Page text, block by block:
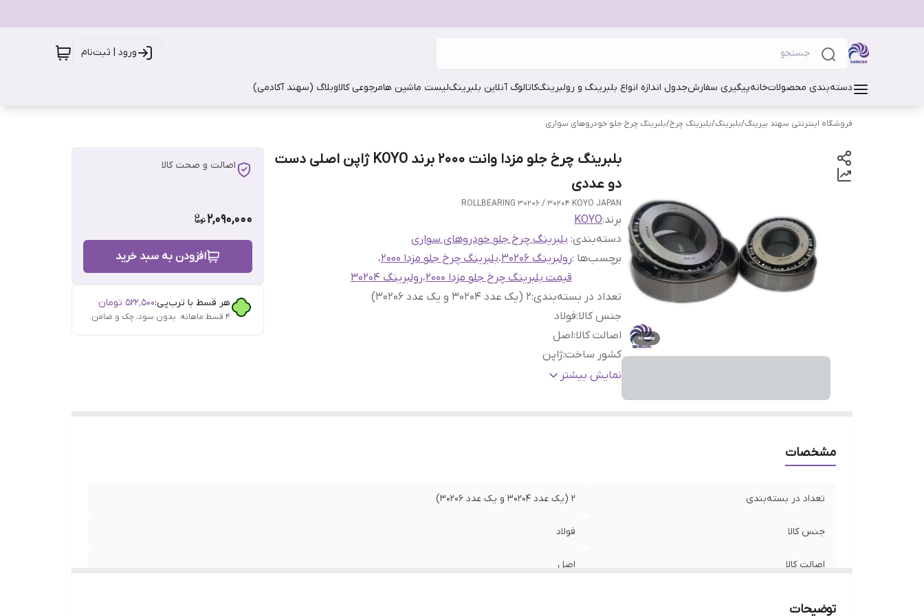
ورود | ثبت‌نام
دسته‌بندی محصولاتخانهپیگیری سفارشجدول اندازه انواع بلبرینگ و رولبرینگکاتالوگ آنلاین بلبرینگلیست ماشین هامرجوعی کالاوبلاگ (سهند آکادمی)
فروشگاه اینترنتی سهند بیرینگ/بلبرینگ/بلبرینگ چرخ/بلبرینگ چرخ جلو خودروهای سواری
بلبرینگ چرخ جلو مزدا وانت 2000 برند KOYO ژاپن اصلی دست
دو عددی
ROLLBEARING 30206 / 30204 KOYO JAPAN
برند:KOYO
دسته‌بندی: بلبرینگ چرخ جلو خودروهای سواری
برچسب‌ها :رولبرینگ 30206 ،بلبرینگ چرخ جلو مزدا 2000
،
قیمت بلبرینگ چرخ جلو مزدا 2000
،رولبرینگ 30204
تعداد در بسته‌بندی:2 (یک عدد 30204 و یک عدد 30206)
جنس کالا:فولاد
اصالت کالا:اصل
کشور ساخت:ژاپن
مناسب برای خودرو
نمایش بیشتر
اصالت و صحت کالا
2,090,000
افزودن به سبد خرید
هر قسط با ترب‌پی:۵۲۲٬۵۰۰ تومان
۴ قسط ماهانه. بدون سود، چک و ضامن.
مشخصات
تعداد در بسته‌بندی 2 (یک عدد 30204 و یک عدد 30206)
جنس کالا فولاد
اصالت کالا اصل
توضیحات